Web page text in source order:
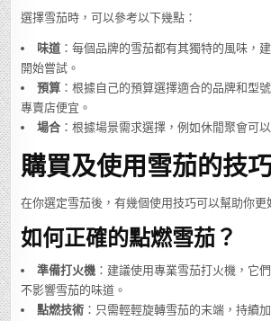
選擇雪茄時，可以參考以下幾點：
味道 ：每個品牌的雪茄都有其獨特的風味，
開始嘗試。
預算 ：根據自己的預算選擇適合的品牌和型
專賣店便宜。
場合 ：根據場景需求選擇，例如休閒聚會可
購買及使用雪茄的技
在你選定雪茄後，有幾個使用技巧可以幫助你更
如何正確的點燃雪茄？
準備打火機 ：建議使用專業雪茄打火機，它
不影響雪茄的味道。
點燃技術 ：只需輕輕旋轉雪茄的末端，持續